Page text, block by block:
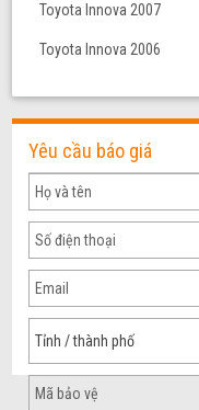
Toyota Innova 2007
Toyota Innova 2006
Yêu cầu báo giá
Tỉnh / thành phố